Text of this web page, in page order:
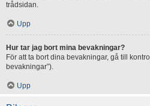
trådsidan.
Upp
Hur tar jag bort mina bevakningar?
För att ta bort dina bevakningar, gå till
bevakningar”).
Upp